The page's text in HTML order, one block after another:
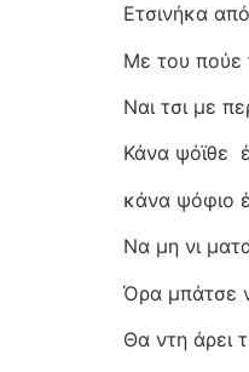
Ετσινήκα
Με του πούε
Ναι τσι με
Κάνα ψόϊθε
κάνα ψόφιο
Να μη νι
Όρα μπάτσε
Θα ντη άρει